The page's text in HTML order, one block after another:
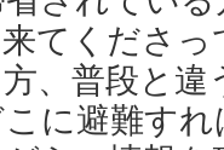
てくださ
、普段と
に避難す